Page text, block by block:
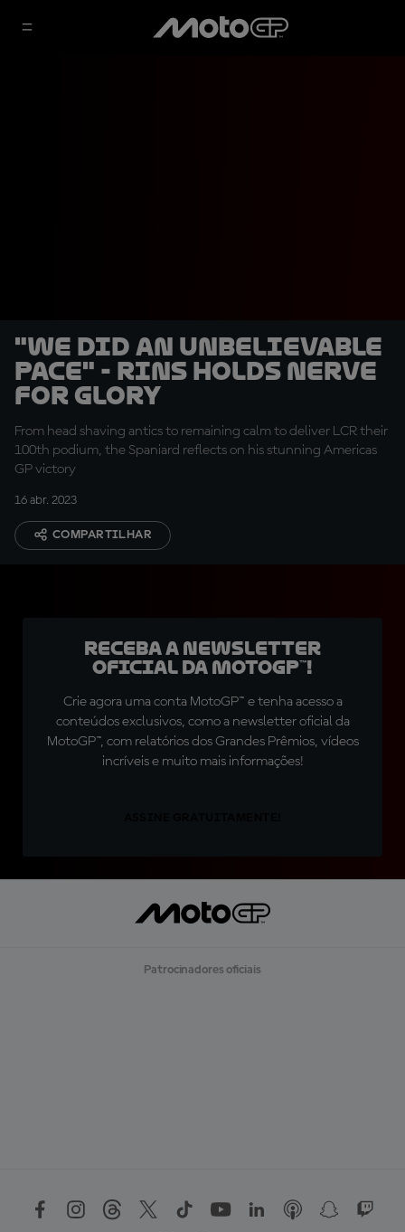
"We did an unbelievable
pace" - Rins holds nerve
for glory
From head shaving antics to remaining calm to deliver LCR their
100th podium, the Spaniard reflects on his stunning Americas
GP victory
16 abr. 2023
COMPARTILHAR
Receba a newsletter
oficial da MotoGP™!
Crie agora uma conta MotoGP™ e tenha acesso a
conteúdos exclusivos, como a newsletter oficial da
MotoGP™, com relatórios dos Grandes Prêmios, vídeos
incríveis e muito mais informações!
Patrocinadores oficiais